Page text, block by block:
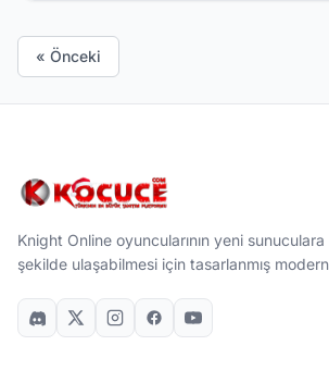
« Önceki
Knight Online oyuncularının yeni sunuculara
şekilde ulaşabilmesi için tasarlanmış